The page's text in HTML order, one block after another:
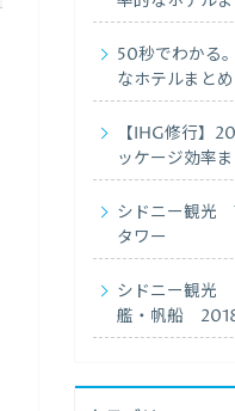
50秒でわかる
なホテルまとめ
【IHG修行】
ッケージ効率
シドニー観光
タワー
シドニー観光
艦・帆船